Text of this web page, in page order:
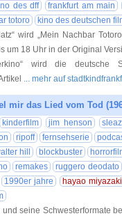
des dff
frankfurt am main
totoro
kino des deutschen
wird „Mein Nachbar
um 18 Uhr in der Original
wird die deutsche
... mehr auf
mir das Lied vom Tod
kinderfilm jim henson
ripoff fernsehserie
hill blockbuster
remakes
ruggero deodato
1990er jahre
hayao miyazaki
seine Schwesterformate